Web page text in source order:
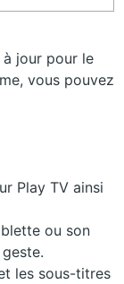
à jour pour le
vous pouvez
Play TV ainsi
ou son
les sous-titres